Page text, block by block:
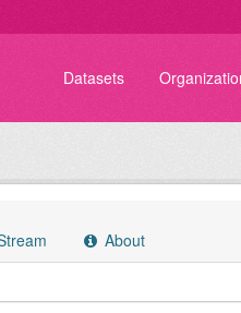
Datasets
About